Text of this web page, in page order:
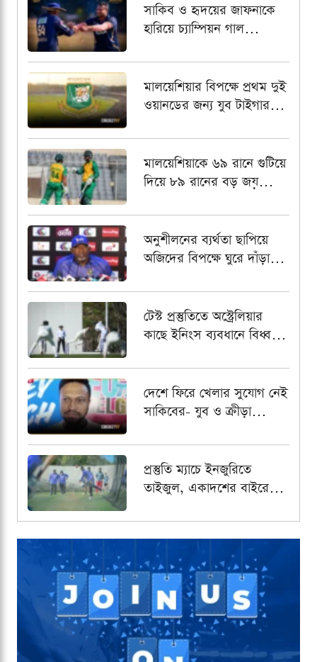
সাকিব ও হৃদয়ের জাফনাকে
হারিয়ে চ্যাম্পিয়ন গাল
মালয়েশিয়ার বিপক্ষে প্রথম দুই
ওয়ানডের জন্য যুব টাইগার
দায়িত্বে আলিন
মালয়েশিয়াকে ৬৯ রানে গুটিয়ে
দিয়ে ৮৯ রানের বড় জয়
অনুশীলনের ব্যর্থতা ছাপিয়ে
অজিদের বিপক্ষে ঘুরে দাঁড়াতে
টেস্ট প্রস্তুতিতে অস্ট্রেলিয়ার
কাছে ইনিংস ব্যবধানে বিধ্বস্ত
দেশে ফিরে খেলার সুযোগ নেই
সাকিবের- যুব ও ক্রীড়া
প্রস্তুতি ম্যাচে ইনজুরিতে
তাইজুল, একাদশের বাইরে